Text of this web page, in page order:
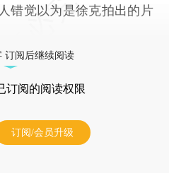
错觉以为是徐克拍出的片
订阅后继续阅读
订阅的阅读权限
订阅/会员升级